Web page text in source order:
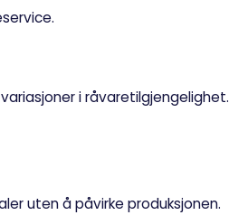
i råvaretilgjengelighet.
uten å påvirke produksjonen.